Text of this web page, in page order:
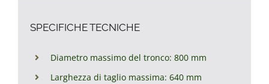
SPECIFICHE TECNICHE
Diametro massimo del tronco: 800 mm
Larghezza di taglio massima: 640 mm